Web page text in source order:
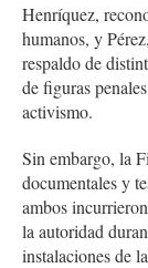
Henríquez,
humanos, y
respaldo de
de figuras
activismo.
Sin embargo, la
documentales y
ambos
la autoridad
instalaciones de